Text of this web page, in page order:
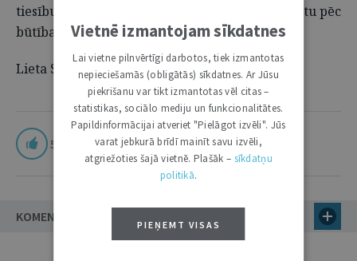
tiesību jautājums tiesai būs jāvērtē, izskatot lietu pēc
būtības.
Lieta SKA-613/2026 (670003426)
5
KOMENTĀRI
Vietnē izmantojam sīkdatnes
Lai vietne pilnvērtīgi darbotos, tiek izmantotas
nepieciešamās (obligātās) sīkdatnes. Ar Jūsu
piekrišanu var tikt izmantotas vēl citas –
statistikas, sociālo mediju un funkcionalitātes.
Papildinformācijai atveriet "Pielāgot izvēli". Jūs
varat jebkurā brīdī mainīt savu izvēli,
atgriežoties šajā vietnē. Plašāk – sīkdatņu
politikā.
PIEŅEMT VISAS